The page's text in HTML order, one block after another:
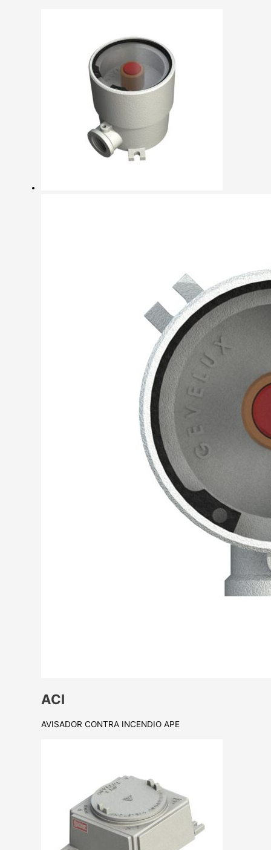
ACI
AVISADOR CONTRA INCENDIO APE